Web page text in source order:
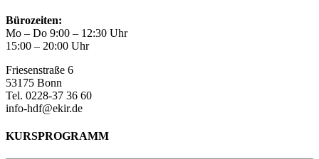
Bürozeiten:
Mo – Do 9:00 – 12:30 Uhr
15:00 – 20:00 Uhr
Friesenstraße 6
53175 Bonn
Tel. 0228-37 36 60
info-hdf@ekir.de
KURSPROGRAMM